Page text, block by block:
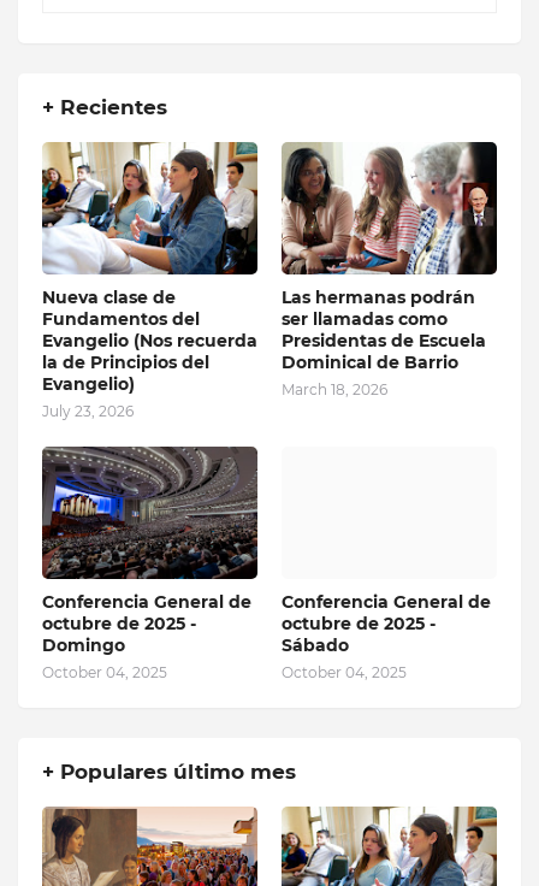
+ Recientes
Nueva clase de
Fundamentos del
Evangelio (Nos recuerda
la de Principios del
Evangelio)
July 23, 2026
Las hermanas podrán
ser llamadas como
Presidentas de Escuela
Dominical de Barrio
March 18, 2026
Conferencia General de
octubre de 2025 -
Domingo
October 04, 2025
Conferencia General de
octubre de 2025 -
Sábado
October 04, 2025
+ Populares último mes